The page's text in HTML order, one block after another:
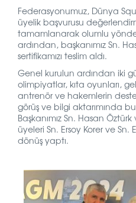
Federasyonumuz, Dünya
üyelik başvurusu
tamamlanarak olumlu yönde
ardından, başkanımız Sn.
sertifikamızı teslim aldı.
Genel kurulun ardından iki
olimpiyatlar, kıta oyunları,
antrenör ve hakemlerin
görüş ve bilgi aktarımında
Başkanımız Sn. Hasan
üyeleri Sn. Ersoy Korer ve Sn.
dönüş yaptı.